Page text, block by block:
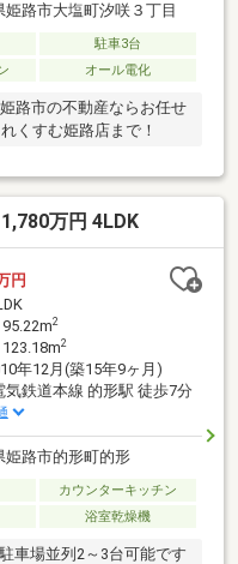
姫路市大塩町汐咲３丁目
駐車3台
オール電化
路市の不動産ならお任せ
くすむ姫路店まで！
万円 4LDK
円
2
2
年12月(築15年9ヶ月)
気鉄道本線 的形駅 徒歩7分
姫路市的形町的形
カウンターキッチン
浴室乾燥機
車場並列2～3台可能です